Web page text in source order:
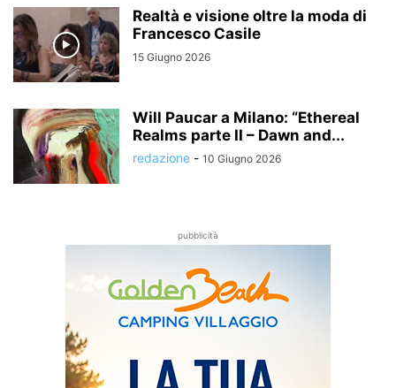
Realtà e visione oltre la moda di
Francesco Casile
15 Giugno 2026
Will Paucar a Milano: “Ethereal
Realms parte II – Dawn and...
redazione - 10 Giugno 2026
pubblicità